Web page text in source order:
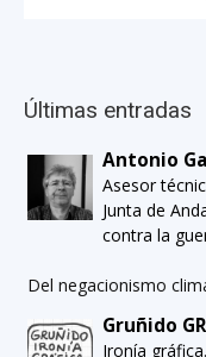
Últimas entradas
Antonio
Asesor
Junta de
contra la
Del negacionismo
Gruñido
Ironía